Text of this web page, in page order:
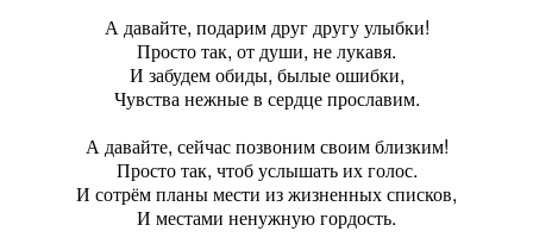
А давайте, подарим друг другу улыбки!
Просто так, от души, не лукавя.
И забудем обиды, былые ошибки,
Чувства нежные в сердце прославим.
А давайте, сейчас позвоним своим близким!
Просто так, чтоб услышать их голос.
И сотрём планы мести из жизненных списков,
И местами ненужную гордость.